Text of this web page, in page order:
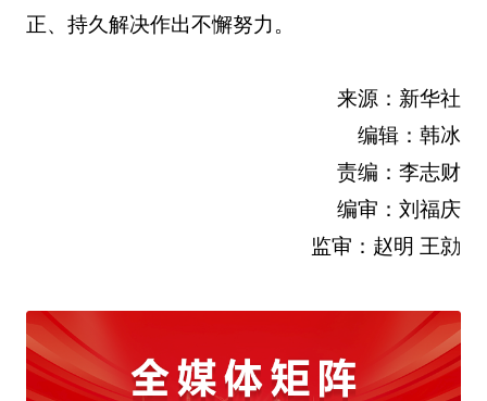
正、持久解决作出不懈努力。
来源：新华社
编辑：韩冰
责编：李志财
编审：刘福庆
监审：赵明 王勍